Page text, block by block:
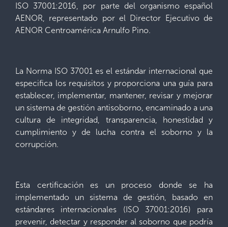
ISO 37001:2016, por parte del organismo español
AENOR, representado por el Director Ejecutivo de
AENOR Centroamérica Arnulfo Pino.
La Norma ISO 37001 es el estándar internacional que
especifica los requisitos y proporciona una guía para
establecer, implementar, mantener, revisar y mejorar
un sistema de gestión antisoborno, encaminado a una
cultura de integridad, transparencia, honestidad y
cumplimiento y de lucha contra el soborno y la
corrupción.
Esta certificación es un proceso donde se ha
implementado un sistema de gestión, basado en
estándares internacionales (ISO 37001:2016) para
prevenir, detectar y responder al soborno que podría